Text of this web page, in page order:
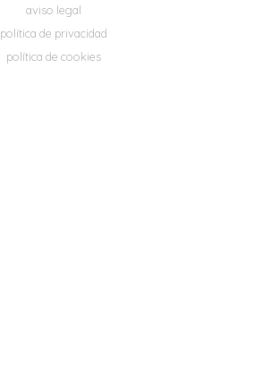
aviso legal
política de privacidad
política de cookies